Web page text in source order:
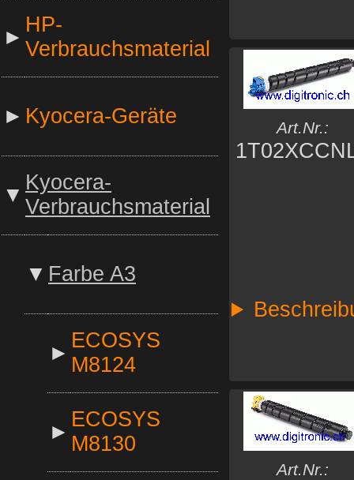
►
HP-
Verbrauchsmaterial
► Kyocera-Geräte
▼
Kyocera-
Verbrauchsmaterial
▼ Farbe A3
►
ECOSYS
M8124
►
ECOSYS
M8130
Art.Nr.:
Art.Nr.: